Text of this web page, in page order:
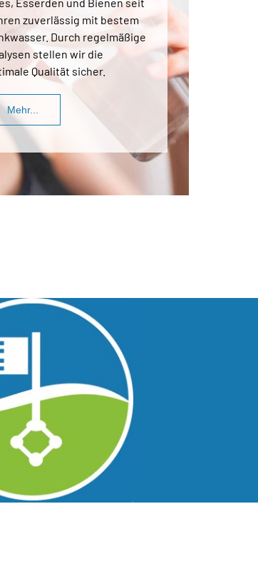
wurde 2015 neu eröffnet und
bietet u. a. ein 25-Meter-
Becken, Fitnesskurse sowie
Schwimmkurse zur optimalen
Ausbildung.
Mehr...